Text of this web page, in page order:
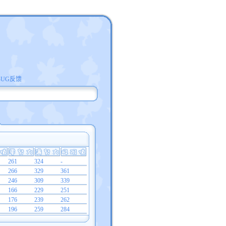
反馈
261 324
-
266
329
361
246
309
339
166
229
251
176
239
262
196
259 284